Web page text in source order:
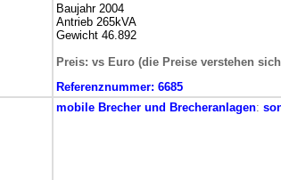
Baujahr 2004
Antrieb 265kVA
Gewicht 46.892
Preis: vs Euro (die Preise verstehen
Referenznummer: 6685
mobile Brecher und Brecheranlagen: